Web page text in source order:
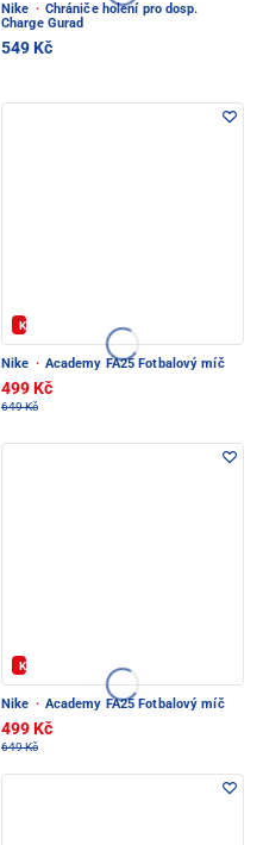
Nike · Chrániče holení pro dosp.
Charge Gurad
549 Kč
Kód: FOTBAL20
Nike · Academy FA25 Fotbalový míč
499 Kč
649 Kč
Kód: FOTBAL20
Nike · Academy FA25 Fotbalový míč
499 Kč
649 Kč